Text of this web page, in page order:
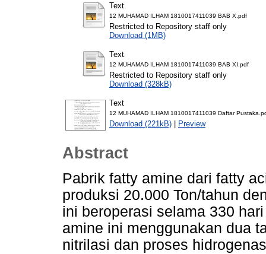
Text
12 MUHAMAD ILHAM 1810017411039 BAB X.pdf
Restricted to Repository staff only
Download (1MB)
Text
12 MUHAMAD ILHAM 1810017411039 BAB XI.pdf
Restricted to Repository staff only
Download (328kB)
Text
12 MUHAMAD ILHAM 1810017411039 Daftar
Download (221kB) | Preview
Abstract
Pabrik fatty amine dari fatty
produksi 20.000 Ton/tahun
ini beroperasi selama 330
amine ini menggunakan dua
nitrilasi dan proses